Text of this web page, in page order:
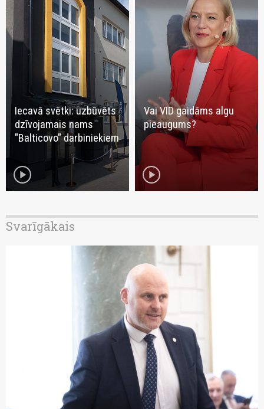
Iecavā svētki: uzbūvēts
dzīvojamais nams
"Balticovo" darbiniekiem
play_circle
Vai VID gaidāms algu
pieaugums?
play_circle
Svarīgākais